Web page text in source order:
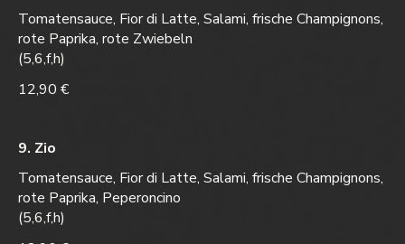
Tomatensauce, Fior di Latte, Salami, frische Champignons,
rote Paprika, rote Zwiebeln
(5,6,f,h)
12,90 €
9. Zio
Tomatensauce, Fior di Latte, Salami, frische Champignons,
rote Paprika, Peperoncino
(5,6,f,h)